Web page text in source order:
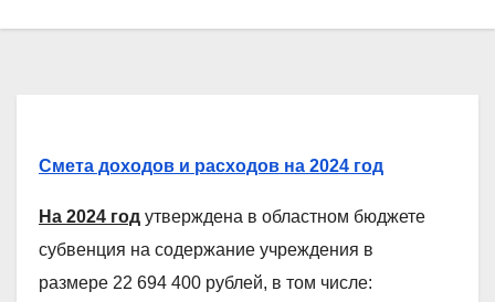
Смета доходов и расходов на 2024 год
На 2024 год утверждена в областном бюджете
субвенция на содержание учреждения в
размере 22 694 400 рублей, в том числе: